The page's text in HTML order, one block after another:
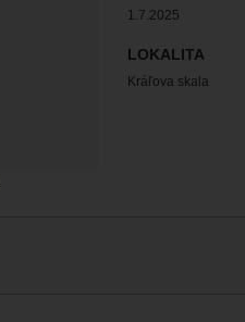
1.7.2025
LOKALITA
Kráľova skala